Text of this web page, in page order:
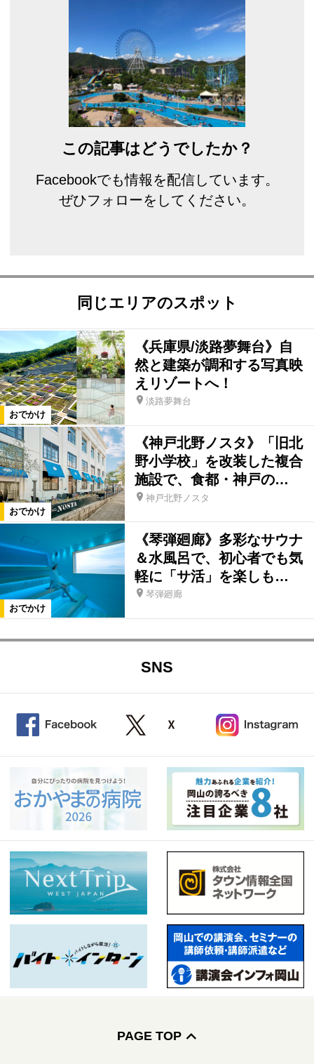
この記事はどうでしたか？
Facebookでも情報を配信しています。
ぜひフォローをしてください。
同じエリアのスポット
おでかけ
《兵庫県/淡路夢舞台》自
然と建築が調和する写真映
えリゾートへ！
淡路夢舞台
おでかけ
《神戸北野ノスタ》「旧北
野小学校」を改装した複合
施設で、食都・神戸の…
神戸北野ノスタ
おでかけ
《琴弾廻廊》多彩なサウナ
＆水風呂で、初心者でも気
軽に「サ活」を楽しも…
琴弾廻廊
SNS
PAGE TOP